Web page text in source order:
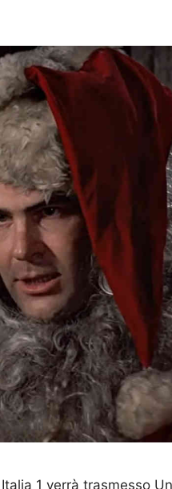
1 verrà trasmesso